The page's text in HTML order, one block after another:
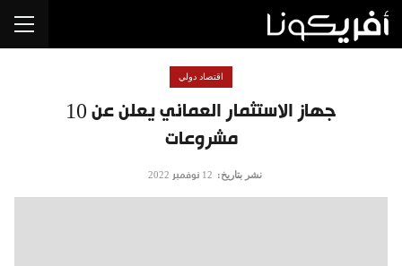
جهاز الاستثمار العماني يعلن عن 10
مشروعات
اقتصاد دولي
نشر بتاريخ: 12 نوفمبر 2022